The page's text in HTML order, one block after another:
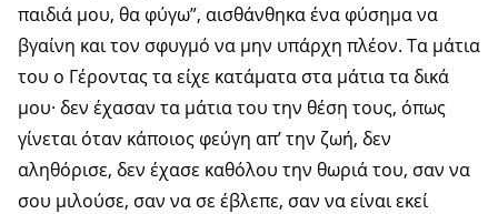
παιδιά μου, θα φύγω”, αισθάνθηκα ένα φύσημα να
βγαίνη και τον σφυγμό να μην υπάρχη πλέον. Τα μάτια
του ο Γέροντας τα είχε κατάματα στα μάτια τα δικά
μου· δεν έχασαν τα μάτια του την θέση τους, όπως
γίνεται όταν κάποιος φεύγη απ’ την ζωή, δεν
αληθόρισε, δεν έχασε καθόλου την θωριά του, σαν να
σου μιλούσε, σαν να σε έβλεπε, σαν να είναι εκεί